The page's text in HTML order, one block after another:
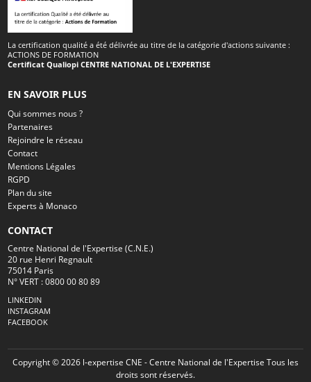
La certification qualité a été délivrée au titre de la catégorie d'actions suivante :
ACTIONS DE FORMATION
Certificat Qualiopi CENTRE NATIONAL DE L'EXPERTISE
EN SAVOIR PLUS
Qui sommes nous ?
Partenaires
Rejoindre le réseau
Contact
Mentions Légales
RGPD
Plan du site
Experts à Monaco
CONTACT
Centre National de l'Expertise (C.N.E.)
20 rue Henri Regnault
75014 Paris
N° VERT : 0800 00 80 89
LINKEDIN
INSTAGRAM
FACEBOOK
Copyright © 2026 l-expertise CNE - Centre National de l'Expertise Tous les
droits sont réservés.